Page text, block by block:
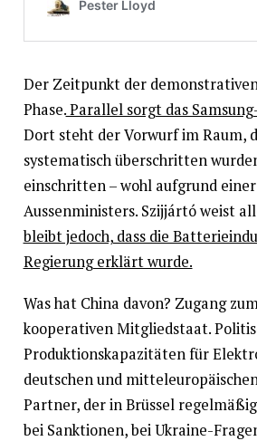
Der Zeitpunkt der
Phase.Parallel sorgt das
Dort steht der Vorwurf im Raum,
systematisch überschritten
einschritten – wohl aufgrund
Aussenministers. Szijjártó weist
bleibt jedoch, dass die
Regierung erklärt wurde.
Was hat China davon? Zugang
kooperativen Mitgliedstaat.
Produktionskapazitäten für
deutschen und
Partner, der in Brüssel
bei Sanktionen, bei Ukraine-